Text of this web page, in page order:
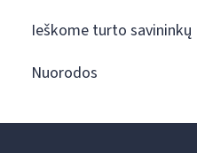
Ieškome turto savininkų
Nuorodos